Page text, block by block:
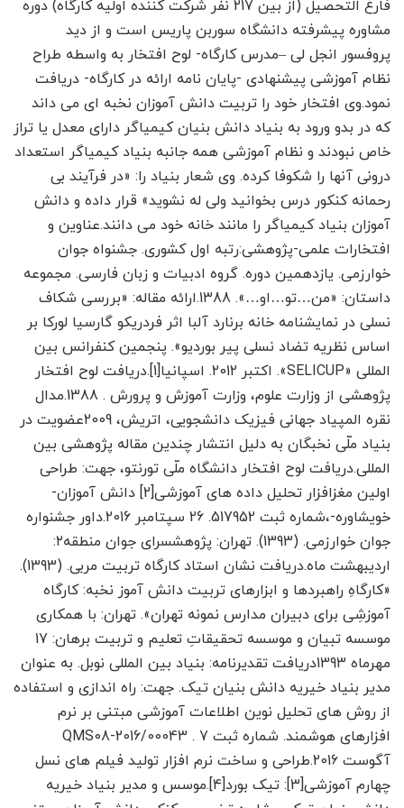
فارغ التحصیل (از بین 217 نفر شرکت کننده اولیه کارگاه) دوره
مشاوره پیشرفته دانشگاه سوربن پاریس است و از دید
پروفسور انجل لی –مدرس کارگاه- لوح افتخار به واسطه طراح
نظام آموزشی پیشنهادی -پایان نامه ارائه در کارگاه- دریافت
نمود.وی افتخار خود را تربیت دانش آموزان نخبه ای می داند
که در بدو ورود به بنیاد دانش بنیان کیمیاگر دارای معدل یا تراز
خاص نبودند و نظام آموزشی همه جانبه بنیاد کیمیاگر استعداد
درونی آنها را شکوفا کرده. وی شعار بنیاد را: «در فرآیند بی
رحمانه کنکور درس بخوانید ولی له نشوید» قرار داده و دانش
آموزان بنیاد کیمیاگر را مانند خانه خود می دانند.عناوین و
افتخارات علمی-پژوهشی:رتبه اول کشوری. جشنواه جوان
خوارزمی. یازدهمین دوره. گروه ادبیات و زبان فارسی. مجموعه
داستان: «من…تو…او…». 1388.ارائه مقاله: «بررسی شکاف
نسلی در نمایشنامه خانه برنارد آلبا اثر فردریکو گارسیا لورکا بر
اساس نظریه تضاد نسلی پیر بوردیو». پنجمین کنفرانس بین
المللی «SELICUP». اکتبر 2012. اسپانیا[1].دریافت لوح افتخار
پژوهشی از وزارت علوم، وزارت آموزش و پرورش . 1388.مدال
نقره المپیاد جهانی فیزیک دانشجویی، اتریش، 2009عضویت در
بنیاد ملّی نخبگان به دلیل انتشار چندین مقاله پژوهشی بین
المللی.دریافت لوح افتخار دانشگاه ملّی تورنتو، جهت: طراحی
اولین مغزافزار تحلیل داده های آموزشی[2] دانش آموزان-
خویشاوره-،شماره ثبت 517952. 26 سپتامبر 2016.داور جشنواره
جوان خوارزمی. (1393). تهران: پژوهشسرای جوان منطقه۲:
اردیبهشت ماه.دریافت نشان استاد کارگاه تربیت مربی. (1393).
«کارگاهِ راهبردها و ابزارهای تربیت دانش آموز نخبه: کارگاه
آموزشِی برای دبیران مدارس نمونه تهران». تهران: با همکاری
موسسه تبیان و موسسه تحقیقاتِ تعلیم و تربیت برهان: 17
مهرماه 1393دریافت تقدیرنامه: بنیاد بین المللی نوبل. به عنوان
مدیر بنیاد خیریه دانش بنیان تیک. جهت: راه اندازی و استفاده
از روش های تحلیل نوین اطلاعات آموزشی مبتنی بر نرم
افزارهای هوشمند. شماره ثبت QMS08-2016/00043 . 7
آگوست 2016.طراحی و ساخت نرم افزار تولید فیلم های نسل
چهارم آموزشی[3]: تیک بورد[4].موسس و مدیر بنیاد خیریه